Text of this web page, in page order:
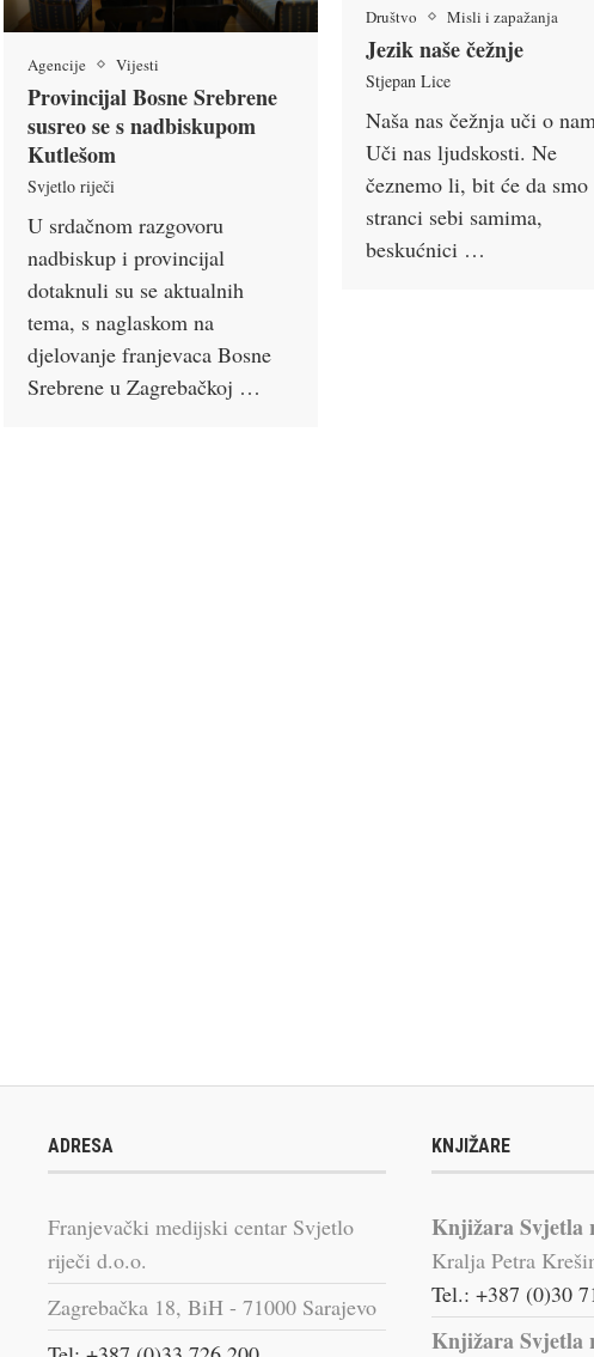
Društvo Misli i zapažanja
Jezik naše čežnje
Stjepan Lice
Naša nas čežnja uči o
Uči nas ljudskosti. Ne
čeznemo li, bit će da smo
stranci sebi samima,
beskućnici …
Agencije Vijesti
Provincijal Bosne Srebrene
susreo se s nadbiskupom
Kutlešom
Svjetlo riječi
U srdačnom razgovoru
nadbiskup i provincijal
dotaknuli su se aktualnih
tema, s naglaskom na
djelovanje franjevaca Bosne
Srebrene u Zagrebačkoj …
ADRESA
Franjevački medijski centar Svjetlo
riječi d.o.o.
Zagrebačka 18, BiH - 71000 Sarajevo
KNJIŽARE
Knjižara Svjetla
Kralja Petra
Tel.: +387 (0)30
Knjižara Svjetla